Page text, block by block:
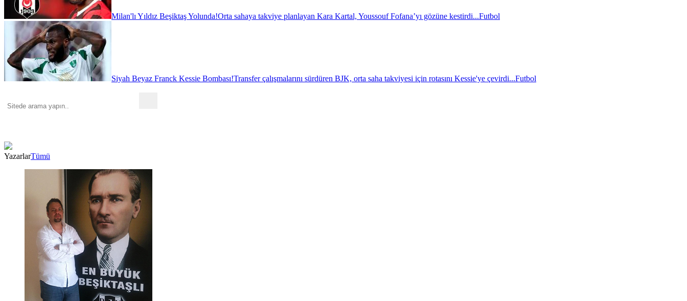
Milan'lı Yıldız Beşiktaş Yolunda!Orta sahaya takviye planlayan Kara Kartal, Youssouf Fofana’yı gözüne kestirdi...Futbol
Siyah Beyaz Franck Kessie Bombası!Transfer çalışmalarını sürdüren BJK, orta saha takviyesi için rotasını Kessie'ye çevirdi...Futbol
YazarlarTümü